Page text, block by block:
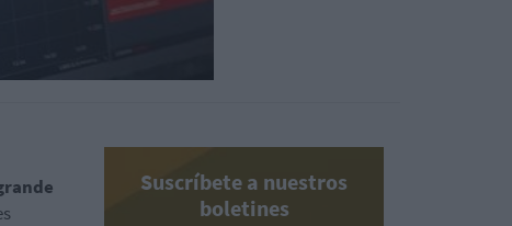
Suscríbete a nuestros
boletines